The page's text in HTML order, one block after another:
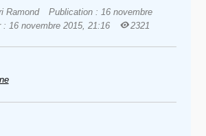
Ramond
Publication : 16 novembre
: 16 novembre 2015, 21:16 2321